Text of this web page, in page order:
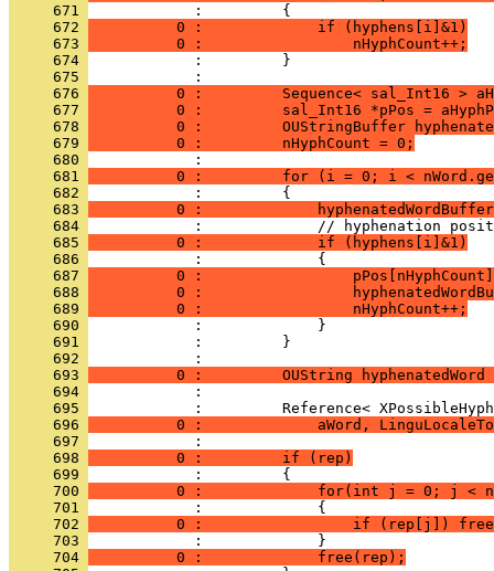
     671
     672
          0 :             if (hyphens[i]&1)
     673
          0 :                 nHyphCount++;
     674
     675
     676
0 :         Sequence< sal_Int16 >
     677
0 :         sal_Int16 *pPos =
     678
0 :         OUStringBuffer
     679
          0 :         nHyphCount = 0;
     680
     681
0 :         for (i = 0; i <
     682
     683
0 :
     684
     685
          0 :             if (hyphens[i]&1)
     686
     687
0 :
     688
0 :
     689
          0 :                 nHyphCount++;
     690
     691
     692
     693
0 :         OUString
     694
     695
     696
0 :             aWord,
     697
     698
          0 :         if (rep)
     699
     700
0 :             for(int j = 0; j <
     701
     702
0 :                 if (rep[j])
     703
     704
          0 :             free(rep);